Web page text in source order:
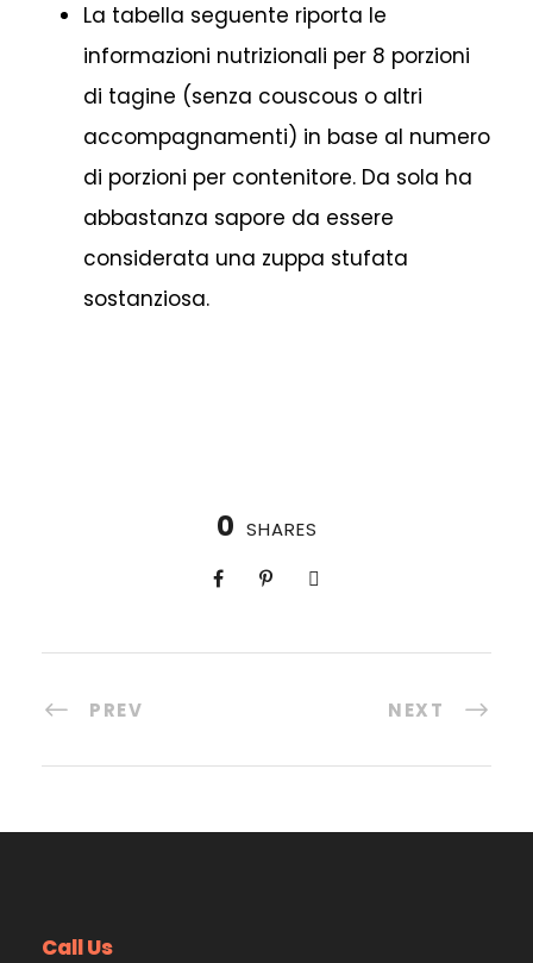
La tabella seguente riporta le
informazioni nutrizionali per 8 porzioni
di tagine (senza couscous o altri
accompagnamenti) in base al numero
di porzioni per contenitore. Da sola ha
abbastanza sapore da essere
considerata una zuppa stufata
sostanziosa.
0 SHARES
PREV NEXT
Call Us